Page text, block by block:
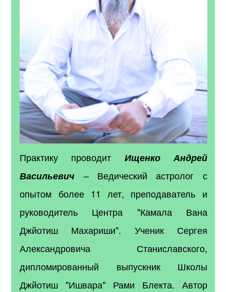
Практику проводит Ищенко Андрей
Васильевич – Ведический астролог с
опытом более 11 лет, преподаватель и
руководитель Центра "Камала Вана
Джйотиш Махариши". Ученик Сергея
Александровича Станиславского,
дипломированный выпускник Школы
Джйотиш "Ишвара" Рами Блекта. Автор